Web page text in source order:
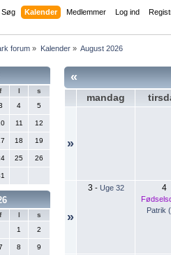
Søg Kalender Medlemmer Log ind
forum » Kalender» August 2026
f l
s
4 5
11 12
18 19
25 26
f l
s
1
2
8 9
«
mandag
»
»
3 - Uge 32 4
Patrik